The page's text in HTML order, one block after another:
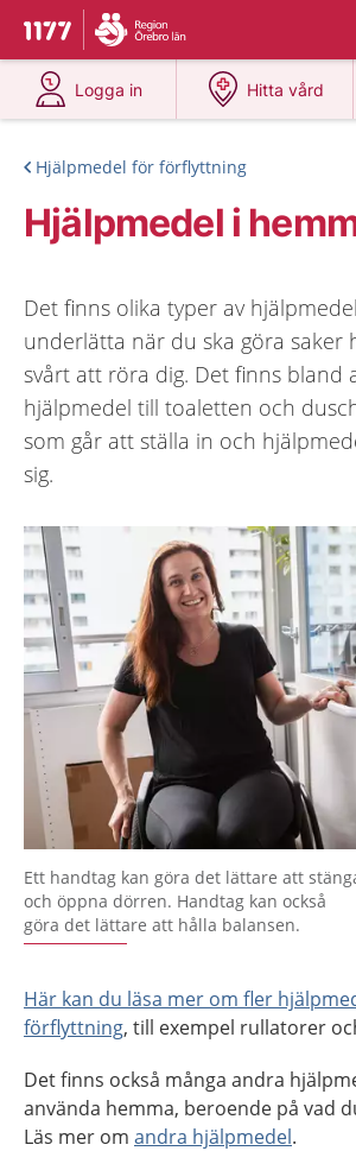
Till startsidan för 1177
Du har valt region
Logga in
på 1177.se
Hitta vård
på 1177.se
Hjälpmedel för förflyttning
Hjälpmedel i
Det finns olika typer av
underlätta när du ska göra saker
svårt att röra dig. Det finns bland
hjälpmedel till toaletten och
som går att ställa in och
sig.
Ett handtag kan göra det lättare att
och öppna dörren. Handtag kan också
göra det lättare att hålla balansen.
Här kan du läsa mer om fler
förflyttning, till exempel rullatorer
Det finns också många andra
använda hemma, beroende på vad
Läs mer om andra hjälpmedel.